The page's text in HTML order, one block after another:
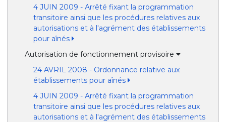
4 JUIN 2009 - Arrêté fixant la programmation
transitoire ainsi que les procédures relatives aux
autorisations et à l'agrément des établissements
pour aînés
Autorisation de fonctionnement provisoire
24 AVRIL 2008 - Ordonnance relative aux
établissements pour aînés
4 JUIN 2009 - Arrêté fixant la programmation
transitoire ainsi que les procédures relatives aux
autorisations et à l'agrément des établissements